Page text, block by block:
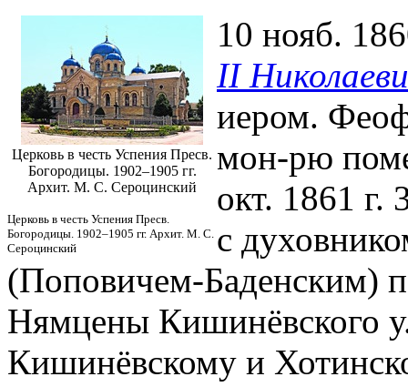
Церковь в честь Успения Пресв.
Богородицы. 1902–1905 гг.
Архит. М. С. Сероцинский
Церковь в честь Успения Пресв.
Богородицы. 1902–1905 гг. Архит. М. С.
Сероцинский
10 нояб.
II
иером.
мон-рю
окт. 1861 г.
с
(Поповичем-Баденским)
Нямцены Кишинёвского
Кишинёвскому и